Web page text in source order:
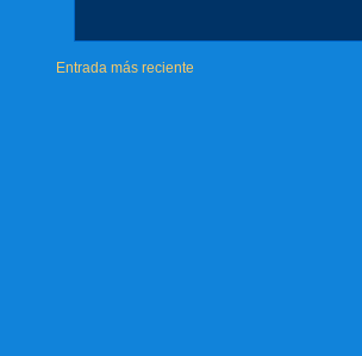
Entrada más reciente